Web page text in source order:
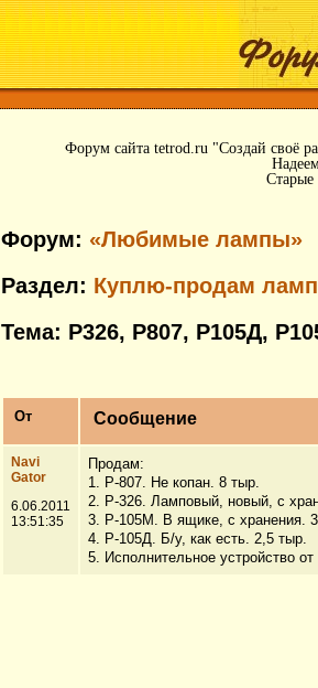
Форум сайта tetrod.ru "Создай своё
Старые
Форум: «Любимые лампы»
Раздел: Куплю-продам
Тема: Р326, Р807, Р105Д,
От Сообщение
Navi
Gator
6.06.2011
13:51:35
Продам:
1. Р-807. Не копан. 8 тыр.
2. Р-326. Ламповый, новый, с
3. Р-105М. В ящике, с хранения.
4. Р-105Д. Б/у, как есть. 2,5 тыр.
5. Исполнительное устройство